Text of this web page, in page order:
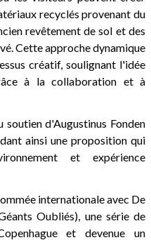
recyclés provenant du
revêtement de sol et des
Cette approche dynamique
créatif, soulignant l'idée
à la collaboration et à
d'Augustinus Fonden
ainsi une proposition qui
et expérience
internationale avec De
Oubliés), une série de
et devenue un